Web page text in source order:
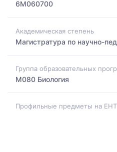
6M060700
Академическая степень
Магистратура по научно-
Группа образовательных
M080 Биология
Профильные предметы на ЕНТ